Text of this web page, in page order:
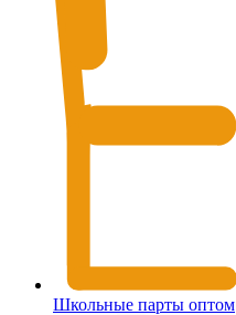
Школьные парты оптом